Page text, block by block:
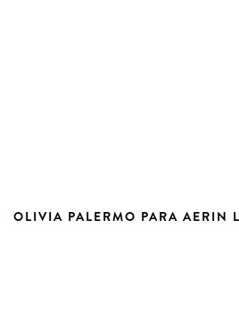
OLIVIA PALERMO PARA AERIN